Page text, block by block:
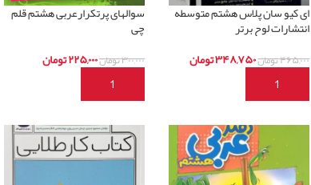
ای کیو سان پلاس هشتم متوسطه
انتشارات لوح برتر
۴۶۵,۰۰۰تومان۳۴۸,۷۵۰تومان
افزودن به سبد خرید
سوالهای پرتکرارعربی هشتم قلم
چی
۳۰۰,۰۰۰تومان۲۲۵,۰۰۰تومان
افزودن به سبد خرید